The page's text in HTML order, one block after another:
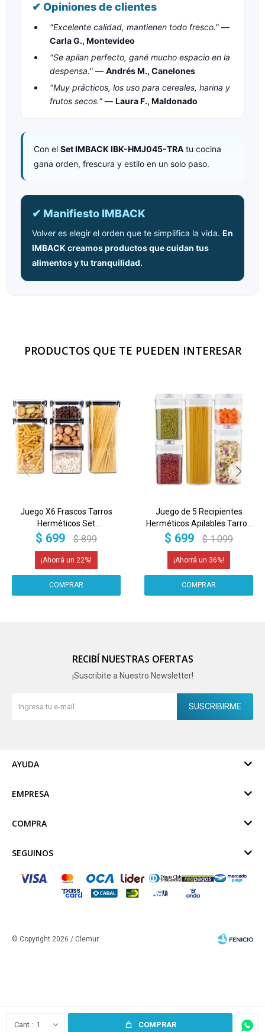
1 COMPRAR
✔ Opiniones de clientes
"Excelente calidad, mantienen todo fresco." —
Carla G., Montevideo
"Se apilan perfecto, gané mucho espacio en la
despensa." — Andrés M., Canelones
"Muy prácticos, los uso para cereales, harina y
frutos secos." — Laura F., Maldonado
Con el Set IMBACK IBK-HMJ045-TRA tu cocina
gana orden, frescura y estilo en un solo paso.
✔ Manifiesto IMBACK
Volver es elegir el orden que te simplifica la vida. En
IMBACK creamos productos que cuidan tus
alimentos y tu tranquilidad.
PRODUCTOS QUE TE PUEDEN INTERESAR
Juego X6 Frascos Tarros
Herméticos Set
Contenedores Recipientes
Negro hmj038
$ 699 $ 899
22
Juego de 5 Recipientes
Herméticos Apilables Tarros
Frascos Contenedores Apto
Blanco
$ 699 $ 1.099
36
RECIBÍ NUESTRAS OFERTAS
¡Suscribite a Nuestro Newsletter!
SUSCRIBIRME
AYUDA
EMPRESA
COMPRA
SEGUINOS
© Copyright 2026 / Clemur